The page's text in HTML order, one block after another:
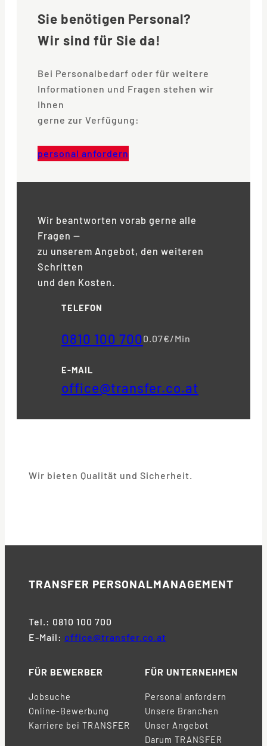
Sie benötigen Personal?
Wir sind für Sie da!
Bei Personalbedarf oder für weitere
Informationen und Fragen stehen wir
Ihnen
gerne zur Verfügung:
personal anfordern
Wir beantworten vorab gerne alle
Fragen —
zu unserem Angebot, den weiteren
Schritten
und den Kosten.
TELEFON
0810 100 7000.07€/Min
E-MAIL
office@transfer.co.at
Wir bieten Qualität und Sicherheit.
TRANSFER PERSONALMANAGEMENT
Tel.: 0810 100 700
E-Mail: office@transfer.co.at
FÜR BEWERBER
Jobsuche
Online-Bewerbung
Karriere bei TRANSFER
FÜR UNTERNEHMEN
Personal anfordern
Unsere Branchen
Unser Angebot
Darum TRANSFER